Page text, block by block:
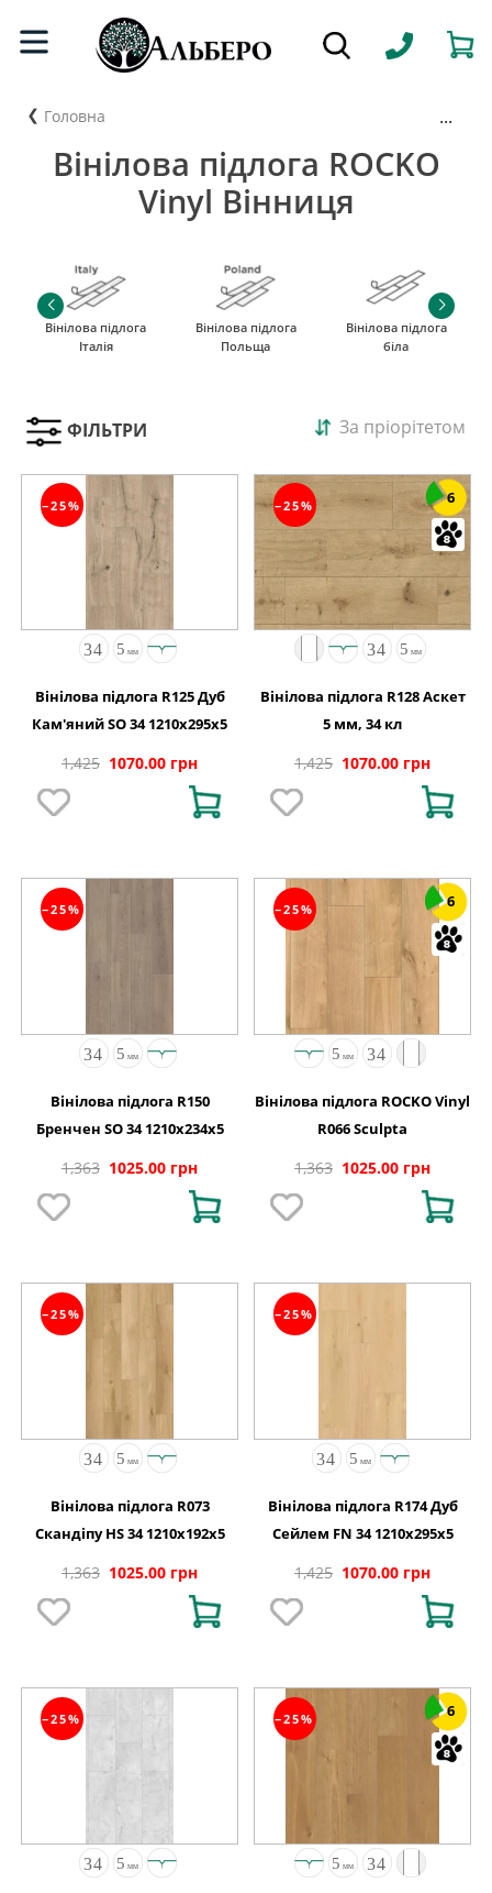
Головна ...
Вінілова підлога ROCKO
Vinyl Вінниця
Вінілова підлога
Італія
Вінілова підлога
Польща
Вінілова підлога
біла
ФІЛЬТРИ За пріорітетом
−25%
Вінілова підлога R125 Дуб
Кам'яний SO 34 1210x295x5
1,425 1070.00 грн
−25% 6
Вінілова підлога R128 Аскет
5 мм, 34 кл
1,425 1070.00 грн
−25%
Вінілова підлога R150
Бренчен SO 34 1210x234x5
1,363 1025.00 грн
−25% 6
Вінілова підлога ROCKO Vinyl
R066 Sculpta
1,363 1025.00 грн
−25%
Вінілова підлога R073
Скандіпу HS 34 1210x192x5
1,363 1025.00 грн
−25%
Вінілова підлога R174 Дуб
Сейлем FN 34 1210x295x5
1,425 1070.00 грн
−25% −25% 6